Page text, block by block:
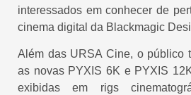
interessados em conhecer de
cinema digital da Blackmagic
Além das URSA Cine, o público
as novas PYXIS 6K e PYXIS
exibidas em rigs